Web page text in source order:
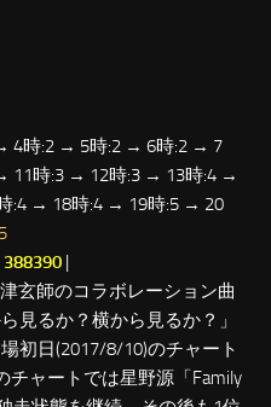
4時:2 → 5時:2 → 6時:2 → 7
11時:3 → 12時:3 → 13時:4 →
:4 → 18時:4 → 19時:5 → 20
388390 |
玄師のコラボレーション曲
見るか？横から見るか？」
初日(2017/8/10)のチャート
チャートでは星野源「Family